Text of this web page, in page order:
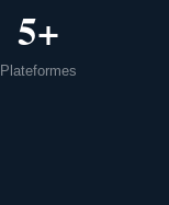
5+
Plateformes